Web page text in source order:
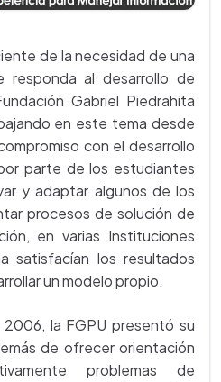
de la necesidad de una
responda al desarrollo de
Gabriel Piedrahita
en este tema desde
con el desarrollo
parte de los estudiantes
y adaptar algunos de los
procesos de solución de
en varias Instituciones
satisfacían los resultados
un modelo propio.
la FGPU presentó su
de ofrecer orientación
problemas de